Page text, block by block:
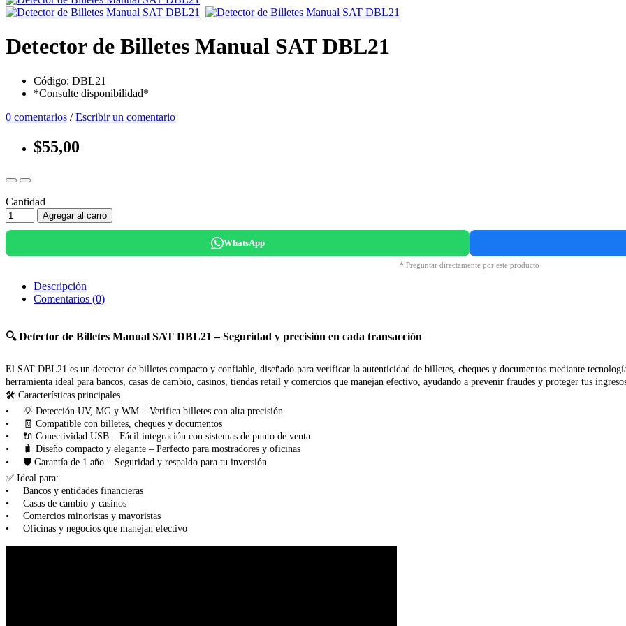
Detector de Billetes Manual SAT DBL21
Código: DBL21
*Consulte disponibilidad*
0 comentarios /Escribir un comentario
$55,00
Cantidad
Agregar al carro
WhatsApp
* Preguntar directamente por este producto
Descripción
Comentarios (0)
🔍 Detector de Billetes Manual SAT DBL21 – Seguridad y precisión en cada transacción
El SAT DBL21 es un detector de billetes compacto y confiable, diseñado para verificar la autenticidad de billetes, cheques y documentos mediante
herramienta ideal para bancos, casas de cambio, casinos, tiendas retail y comercios que manejan efectivo, ayudando a prevenir fraudes y proteger tus
🛠️ Características principales
• 💡 Detección UV, MG y WM – Verifica billetes con alta precisión
• 🧾 Compatible con billetes, cheques y documentos
• 🔌 Conectividad USB – Fácil integración con sistemas de punto de venta
• 🧳 Diseño compacto y elegante – Perfecto para mostradores y oficinas
• 🛡️ Garantía de 1 año – Seguridad y respaldo para tu inversión
✅ Ideal para:
• Bancos y entidades financieras
• Casas de cambio y casinos
• Comercios minoristas y mayoristas
• Oficinas y negocios que manejan efectivo